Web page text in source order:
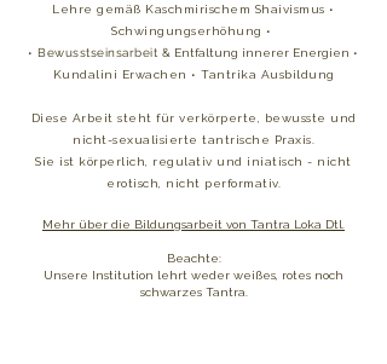
Lehre gemäß Kaschmirischem Shaivismus​​​​​​​​​​​​​​​​​​​​​​​​ •
Schwingungserhöhung •
•Bewusstseinsarbeit & Entfaltung innerer Energien •
Kundalini Erwachen • Tantrika Ausbildung​​​​​​
Diese Arbeit steht für verkörperte, bewusste und
nicht-sexualisierte tantrische Praxis.
Sie ist körperlich, regulativ und iniatisch - nicht
erotisch, nicht performativ.
Mehr über die Bildungsarbeit von Tantra Loka Dtl.
Beachte:​​
Unsere Institution lehrt weder weißes, rotes noch
schwarzes Tantra.